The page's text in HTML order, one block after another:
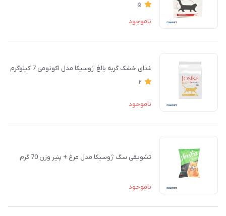
5
ناموجود
غذای خشک گربه بالغ ژوسیکا مدل اکونومی 7 کیلوگرم
2
ناموجود
تشویقی سگ ژوسیکا مدل مرغ + پنیر وزن 70 گرم
ناموجود